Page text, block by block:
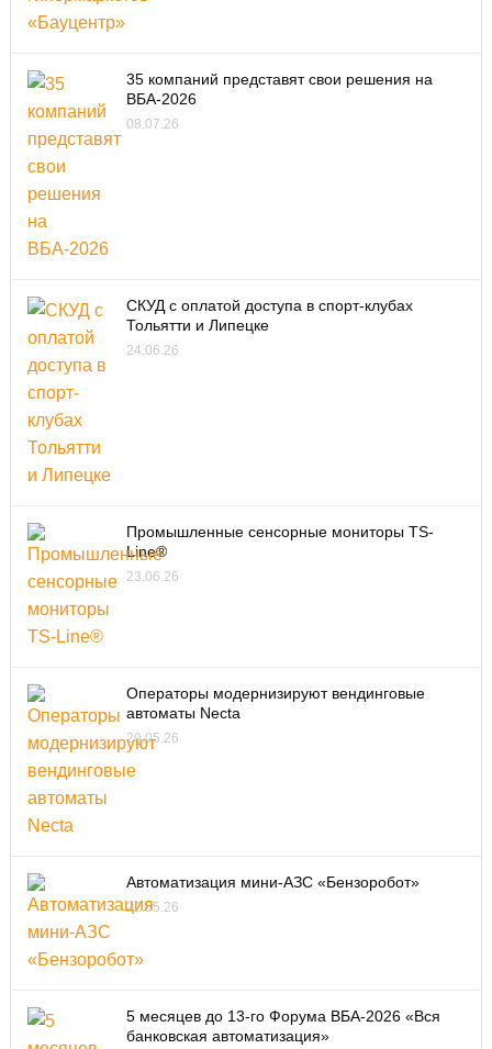
35 компаний представят свои решения на
ВБА-2026
08.07.26
СКУД с оплатой доступа в спорт-клубах
Тольятти и Липецке
24.06.26
Промышленные сенсорные мониторы TS-
Line®
23.06.26
Операторы модернизируют вендинговые
автоматы Necta
29.05.26
Автоматизация мини-АЗС «Бензоробот»
22.05.26
5 месяцев до 13-го Форума ВБА-2026 «Вся
банковская автоматизация»